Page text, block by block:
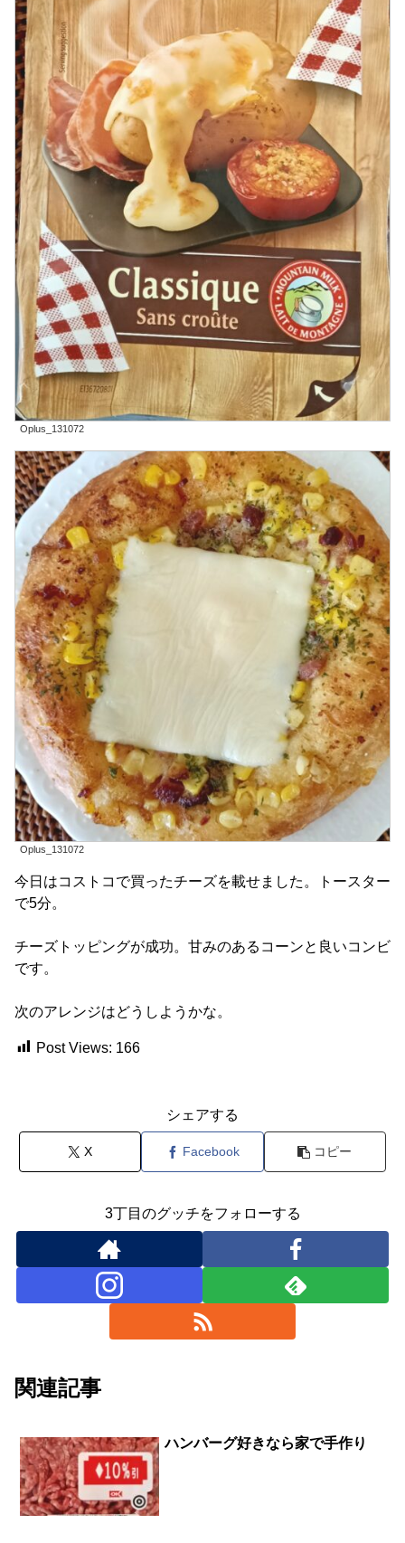
Oplus_131072
Oplus_131072
今日はコストコで買ったチーズを載せました。トースター
で5分。
チーズトッピングが成功。甘みのあるコーンと良いコンビ
です。
次のアレンジはどうしようかな。
Post Views: 166
シェアする
X Facebook コピー
3丁目のグッチをフォローする
関連記事
ハンバーグ好きなら家で手作り